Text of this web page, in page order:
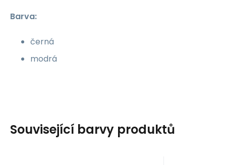
Barva:
černá
modrá
Související barvy produktů